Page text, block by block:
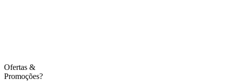
Ofertas &
Promoções?